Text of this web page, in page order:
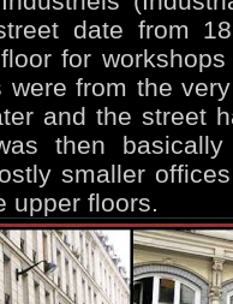
date from
for
were from the
and the street
then basically
smaller
upper floors.